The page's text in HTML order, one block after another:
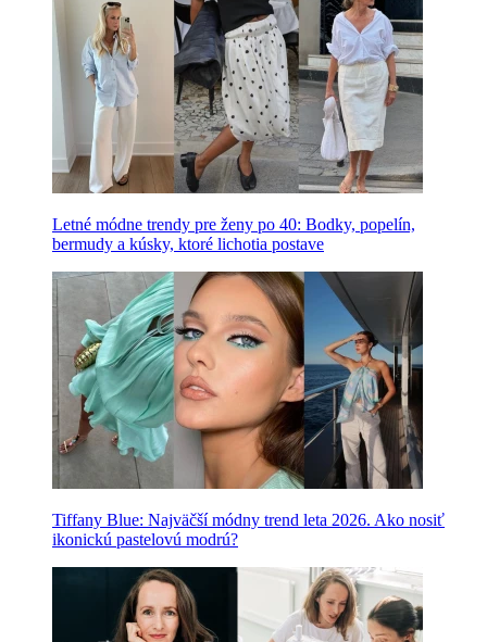
Letné módne trendy pre ženy po 40: Bodky, popelín,
bermudy a kúsky, ktoré lichotia postave
Tiffany Blue: Najväčší módny trend leta 2026. Ako nosiť
ikonickú pastelovú modrú?